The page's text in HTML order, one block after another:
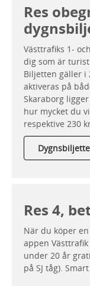
Res
Västtrafiks 1-
dig som är
Biljetten gäller i
aktiveras på
Skaraborg
hur mycket du
respektive 230
Res 4,
När du köper
appen
under 20 år
på SJ tåg).